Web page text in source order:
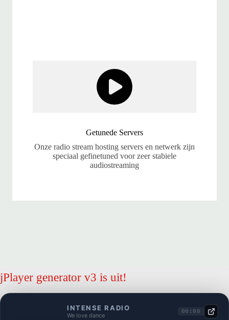
Getunede Servers
Onze radio stream hosting servers en netwerk zijn
speciaal gefinetuned voor zeer stabiele
audiostreaming
jPlayer generator v3 is uit!
INTENSE RADIO
We love dance
00:00